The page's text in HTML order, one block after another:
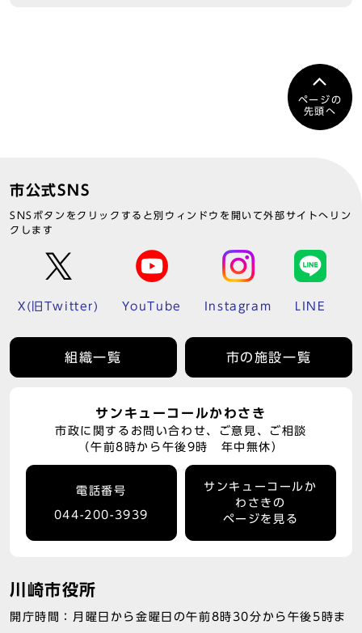
ページの
先頭へ
市公式SNS
SNSボタンをクリックすると別ウィンドウを開いて外部サイトへリン
クします
X(旧Twitter) YouTube Instagram LINE
組織一覧 市の施設一覧
サンキューコールかわさき
市政に関するお問い合わせ、ご意見、ご相談
（午前8時から午後9時 年中無休）
電話番号
044-200-3939
サンキューコールか
わさきの
ページを見る
川崎市役所
開庁時間：月曜日から金曜日の午前8時30分から午後5時ま